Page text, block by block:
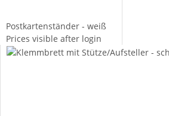
Postkartenständer - weiß
Prices visible after login